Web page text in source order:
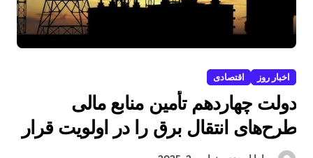
اخبار روز اقتصادی
دولت چهاردهم تأمین منابع مالی
طرح‌های انتقال برق را در اولویت قرار
داد